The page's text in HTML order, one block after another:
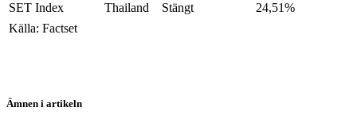
SET Index
Thailand Stängt
24,51%
Källa: Factset
Ämnen i artikeln